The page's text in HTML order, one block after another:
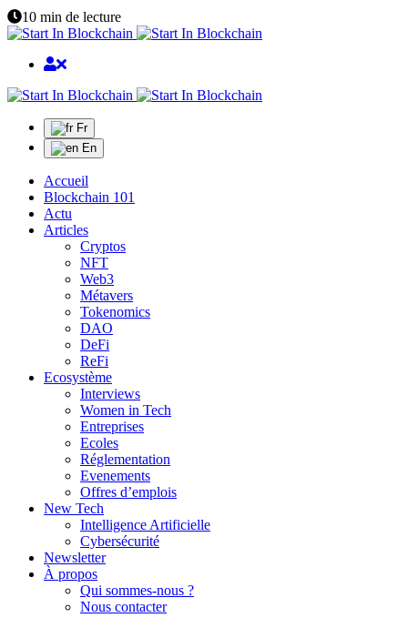
10 min de lecture
Fr
En
Accueil
Blockchain 101
Actu
Articles
Cryptos
NFT
Web3
Métavers
Tokenomics
DAO
DeFi
ReFi
Ecosystème
Interviews
Women in Tech
Entreprises
Ecoles
Réglementation
Evenements
Offres d’emplois
New Tech
Intelligence Artificielle
Cybersécurité
Newsletter
À propos
Qui sommes-nous ?
Nous contacter